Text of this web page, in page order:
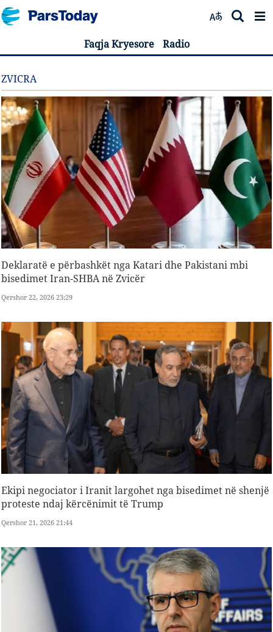
Faqja Kryesore Radio
ZVICRA
Deklaratë e përbashkët nga Katari dhe Pakistani mbi
bisedimet Iran-SHBA në Zvicër
Qershor 22, 2026 23:29
Ekipi negociator i Iranit largohet nga bisedimet në shenjë
proteste ndaj kërcënimit të Trump
Qershor 21, 2026 21:44